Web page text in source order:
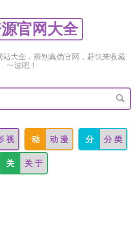
官网大全
大全，辨别真伪官网，赶快来收藏
一波吧！
视 动 动 漫 分 分 类
关 关 于